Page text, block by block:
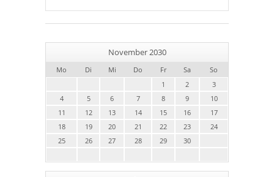
November 2030
Mo Di Mi Do Fr Sa
So
1
2
3
4
5 6 7 8 9
10
11
12 13 14 15 16
17
18
19 20 21 22 23
24
25
26 27 28 29 30